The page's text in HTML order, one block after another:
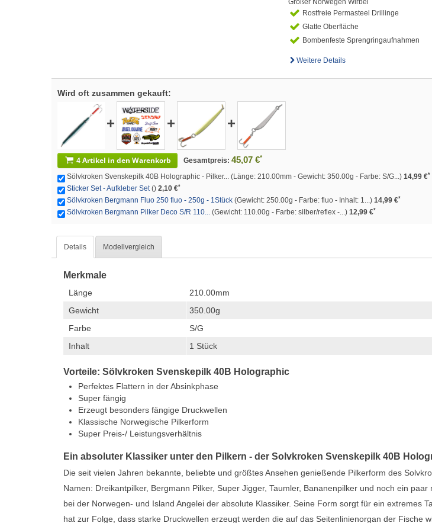
Großer Norwegen Wirbel
Rostfreie Permasteel Drillinge
Glatte Oberfläche
Bombenfeste Sprengringaufnahmen
Weitere Details
Wird oft zusammen gekauft:
+ + +
4 Artikel in den Warenkorb Gesamtpreis: 45,07 €*
Sölvkroken Svenskepilk 40B Holographic - Pilker... (Länge: 210.00mm - Gewicht: 350.00g - Farbe: S/G...) 14,99 €*
Sticker Set - Aufkleber Set() 2,10 €*
Sölvkroken Bergmann Fluo 250 fluo - 250g - 1Stück (Gewicht: 250.00g - Farbe: fluo - Inhalt: 1...) 14,99 €*
Sölvkroken Bergmann Pilker Deco S/R 110... (Gewicht: 110.00g - Farbe: silber/reflex -...) 12,99 €*
Details Modellvergleich
Merkmale
Länge
210.00mm
Gewicht
350.00g
Farbe
S/G
Inhalt
1 Stück
Vorteile: Sölvkroken Svenskepilk 40B Holographic
Perfektes Flattern in der Absinkphase
Super fängig
Erzeugt besonders fängige Druckwellen
Klassische Norwegische Pilkerform
Super Preis-/ Leistungsverhältnis
Ein absoluter Klassiker unter den Pilkern - der Solvkroken Svenskepilk 40B
Die seit vielen Jahren bekannte, beliebte und größtes Ansehen genießende Pilkerform des
Namen: Dreikantpilker, Bergmann Pilker, Super Jigger, Taumler, Bananenpilker und noch ein
bei der Norwegen- und Island Angelei der absolute Klassiker. Seine Form sorgt für ein extremes
hat zur Folge, dass starke Druckwellen erzeugt werden die auf das Seitenlinienorgan der Fische